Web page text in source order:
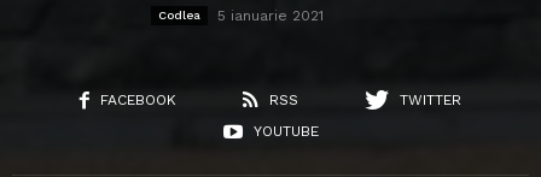
Codlea 5 ianuarie 2021
FACEBOOK RSS
TWITTER
YOUTUBE